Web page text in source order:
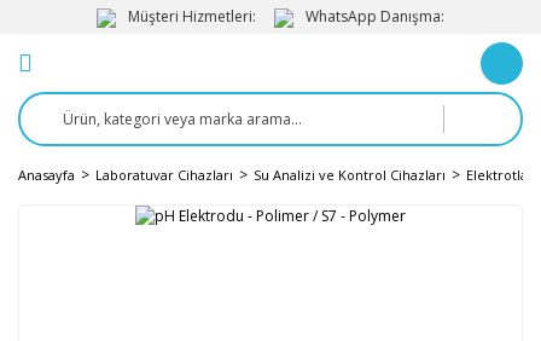
Müşteri Hizmetleri: WhatsApp Danışma:
Anasayfa Laboratuvar Cihazları Su Analizi ve Kontrol Cihazları Elektrotlar